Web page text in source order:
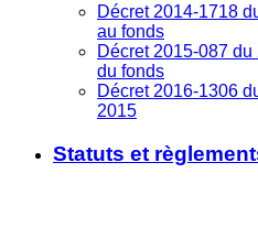
Décret 2014-1718
au fonds
Décret 2015-087
du fonds
Décret 2016-1306
2015
Statuts et